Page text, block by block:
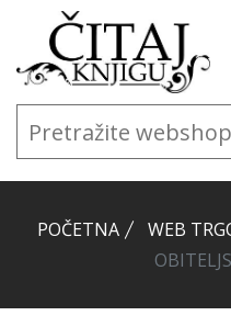
POČETNA WEB